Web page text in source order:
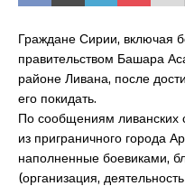
Граждане Сирии, включая
правительством Башара
районе Ливана, после
его покидать.
По сообщениям ливанских
из приграничного города
наполненные боевиками,
(организация,